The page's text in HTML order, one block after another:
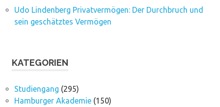
Udo Lindenberg Privatvermögen: Der Durchbruch und
sein geschätztes Vermögen
KATEGORIEN
Studiengang (295)
Hamburger Akademie(150)